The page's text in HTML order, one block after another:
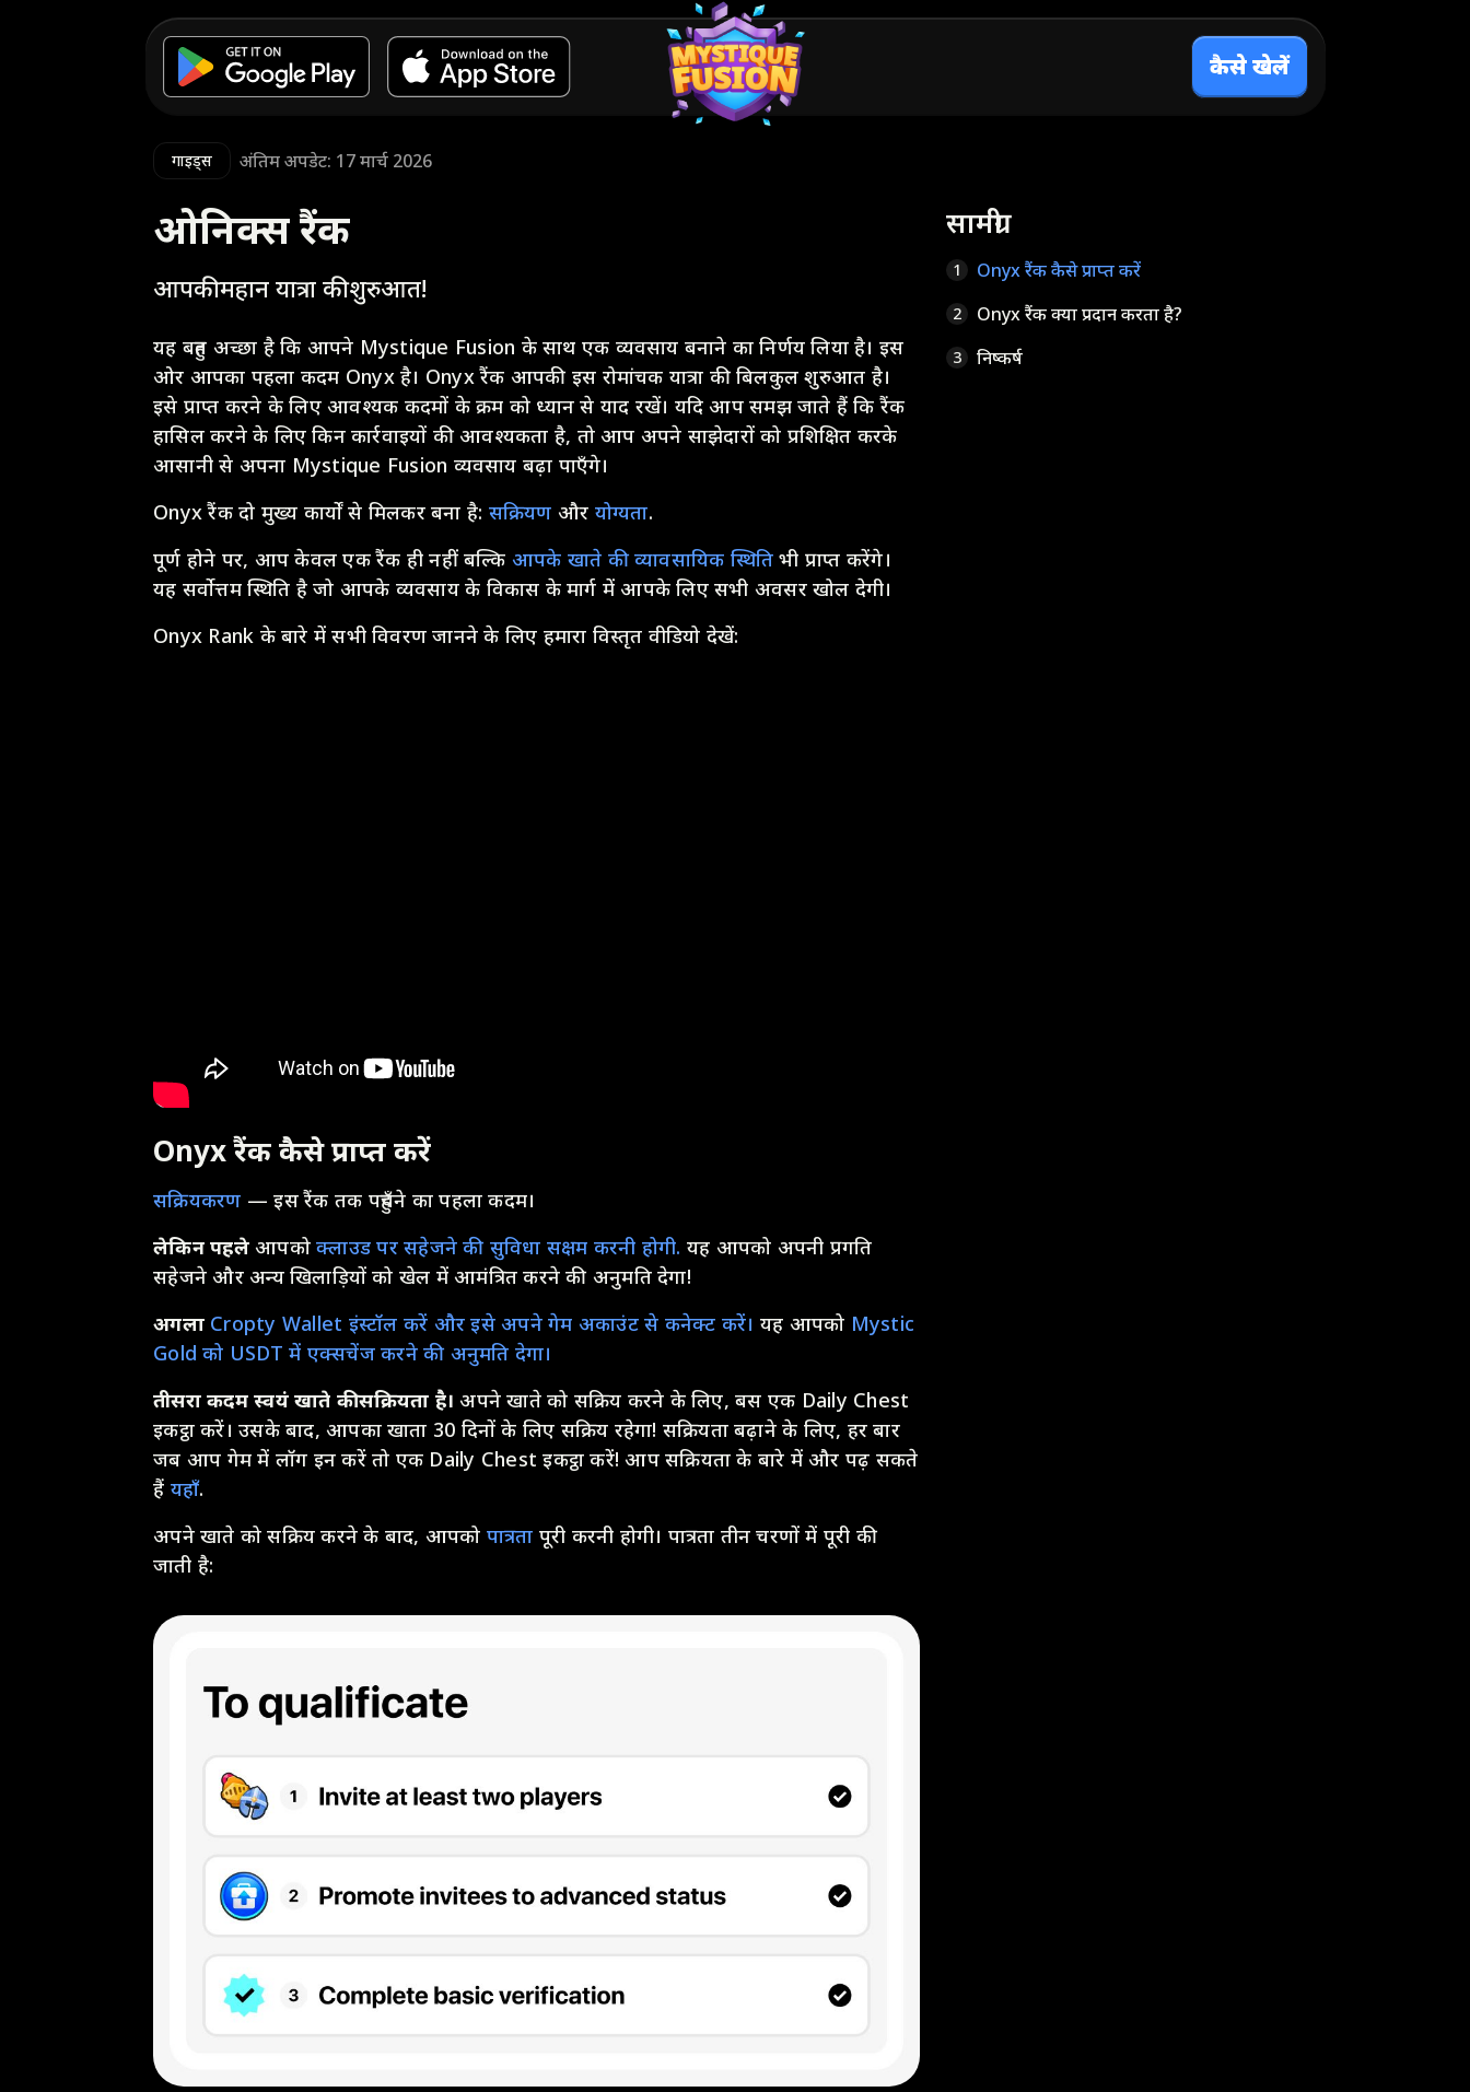
कैसे खेलें
गाइड्स अंतिम अपडेट: 17 मार्च 2026
ओनिक्स रैंक
आपकी महान यात्रा की शुरुआत!
यह बहुत अच्छा है कि आपने Mystique Fusion के साथ एक व्यवसाय बनाने का निर्णय लिया है। इस
ओर आपका पहला कदम Onyx है। Onyx रैंक आपकी इस रोमांचक यात्रा की बिलकुल शुरुआत है।
इसे प्राप्त करने के लिए आवश्यक कदमों के क्रम को ध्यान से याद रखें। यदि आप समझ जाते हैं कि रैंक
हासिल करने के लिए किन कार्रवाइयों की आवश्यकता है, तो आप अपने साझेदारों को प्रशिक्षित करके
आसानी से अपना Mystique Fusion व्यवसाय बढ़ा पाएँगे।
Onyx रैंक दो मुख्य कार्यों से मिलकर बना है: सक्रियण और योग्यता.
पूर्ण होने पर, आप केवल एक रैंक ही नहीं बल्कि आपके खाते की व्यावसायिक स्थिति भी प्राप्त करेंगे।
यह सर्वोत्तम स्थिति है जो आपके व्यवसाय के विकास के मार्ग में आपके लिए सभी अवसर खोल देगी।
Onyx Rank के बारे में सभी विवरण जानने के लिए हमारा विस्तृत वीडियो देखें:
Onyx रैंक कैसे प्राप्त करें
सक्रियकरण — इस रैंक तक पहुँचने का पहला कदम।
लेकिन पहले आपको क्लाउड पर सहेजने की सुविधा सक्षम करनी होगी. यह आपको अपनी प्रगति
सहेजने और अन्य खिलाड़ियों को खेल में आमंत्रित करने की अनुमति देगा!
अगला Cropty Wallet इंस्टॉल करें और इसे अपने गेम अकाउंट से कनेक्ट करें। यह आपको Mystic
Gold को USDT में एक्सचेंज करने की अनुमति देगा।
तीसरा कदम स्वयं खाते की सक्रियता है।अपने खाते को सक्रिय करने के लिए, बस एक Daily Chest
इकट्ठा करें। उसके बाद, आपका खाता 30 दिनों के लिए सक्रिय रहेगा! सक्रियता बढ़ाने के लिए, हर बार
जब आप गेम में लॉग इन करें तो एक Daily Chest इकट्ठा करें! आप सक्रियता के बारे में और पढ़ सकते
हैं यहाँ.
अपने खाते को सक्रिय करने के बाद, आपको पात्रता पूरी करनी होगी। पात्रता तीन चरणों में पूरी की
जाती है:
सामग्री
1 Onyx रैंक कैसे प्राप्त करें
2 Onyx रैंक क्या प्रदान करता है?
3 निष्कर्ष